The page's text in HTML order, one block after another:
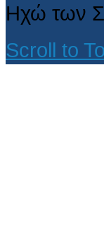
Ηχώ των
Scroll to